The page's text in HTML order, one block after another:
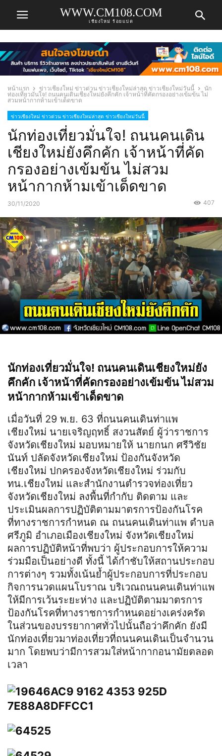
WWW.CM108.COM
เชียงใหม่ ร้อยแปด
หน้าแรก ข่าวเชียงใหม่ ข่าวด่วน ข่าวเชียงใหม่ล่าสุด ข่าวเชียงใหม่วันนี้
นัก
ท่องเที่ยวมั่นใจ! ถนนคนเดินเชียงใหม่ยังคึกคัก เจ้าหน้าที่คัดกรองอย่างเข้มข้น ไม่
สวมหน้ากากห้ามเข้าเด็ดขาด
ข่าวเชียงใหม่ ข่าวด่วน ข่าวเชียงใหม่ล่าสุด ข่าวเชียงใหม่วันนี้
นักท่องเที่ยวมั่นใจ! ถนนคนเดิน
เชียงใหม่ยังคึกคัก เจ้าหน้าที่คัด
กรองอย่างเข้มข้น ไม่สวม
หน้ากากห้ามเข้าเด็ดขาด
30/11/2020 407
นักท่องเที่ยวมั่นใจ! ถนนคนเดินเชียงใหม่ยัง
คึกคัก เจ้าหน้าที่คัดกรองอย่างเข้มข้น ไม่สวม
หน้ากากห้ามเข้าเด็ดขาด
เมื่อวันที่ 29 พ.ย. 63 ที่ถนนคนเดินท่าแพ
เชียงใหม่ นายเจริญฤทธิ์ สงวนสัตย์ ผู้ว่าราชการ
จังหวัดเชียงใหม่ มอบหมายให้ นายกนก ศรีวิชัย
นันท์ ปลัดจังหวัดเชียงใหม่ ป้องกันจังหวัด
เชียงใหม่ ปกครองจังหวัดเชียงใหม่ ร่วมกับ
ทน.เชียงใหม่ และสำนักงานตำรวจท่องเที่ยว
จังหวัดเชียงใหม่ ลงพื้นที่กำกับ ติดตาม และ
ประเมินผลการปฏิบัติตามมาตรการป้องกันโรค
ที่ทางราชการกำหนด ณ ถนนคนเดินท่าแพ ตำบล
ศรีภูมิ อำเภอเมืองเชียงใหม่ จังหวัดเชียงใหม่
ผลการปฏิบัติ​หน้าที่พบว่า ผู้ประกอบการให้ความ
ร่วมมือเป็นอย่างดี ทั้งนี้ ได้กำชับให้สถานประกอบ
การต่างๆ รวมทั้งเน้นย้ำผู้ประกอบการที่ประกอบ
กิจการนวดแผนโบราณ บริเวณถนนคนเดินท่าแพ
ให้มีการเว้นระยะห่าง และปฏิบัติตามมาตรการ
ป้องกันโรคที่ทางราชการกำหนดอย่างเคร่งครัด
ในส่วนของบรรยากาศทั่วไปนั้นถือว่าคึกคัก ยังมี
นักท่องเที่ยวมาท่องเที่ยวที่ถนนคนเดินเป็นจำนวน
มาก โดยพบว่ามีการสวมใส่หน้ากากอนามัยตลอด
เวลา